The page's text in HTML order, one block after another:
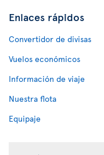
Enlaces rápidos
Convertidor de divisas
Vuelos económicos
Información de viaje
Nuestra flota
Equipaje